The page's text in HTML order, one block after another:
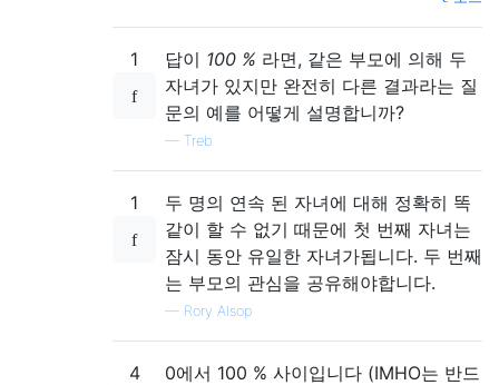
1 답이 100 % 라면, 같은 부모에 의해 두
자녀가 있지만 완전히 다른 결과라는 질
문의 예를 어떻게 설명합니까?
— Treb
1
두 명의 연속 된 자녀에 대해 정확히 똑
같이 할 수 없기 때문에 첫 번째 자녀는
잠시 동안 유일한 자녀가됩니다. 두 번째
는 부모의 관심을 공유해야합니다.
— Rory Alsop
4
0에서 100 % 사이입니다 (IMHO는 반드